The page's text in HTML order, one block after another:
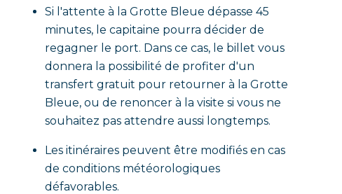
Si l'attente à la Grotte Bleue dépasse 45
minutes, le capitaine pourra décider de
regagner le port. Dans ce cas, le billet vous
donnera la possibilité de profiter d'un
transfert gratuit pour retourner à la Grotte
Bleue, ou de renoncer à la visite si vous ne
souhaitez pas attendre aussi longtemps.
Les itinéraires peuvent être modifiés en cas
de conditions météorologiques
défavorables.